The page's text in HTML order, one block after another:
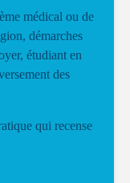
médical ou de
démarches
étudiant en
des
qui recense